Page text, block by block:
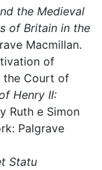
the Medieval
of Britain in the
Macmillan.
of
the Court of
Henry II:
Ruth e Simon
Palgrave
Statu